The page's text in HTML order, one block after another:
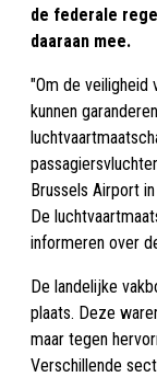
de federale
daaraan mee.
"Om de veiligheid
kunnen
Brussels Airport
De
informeren over
De landelijke
plaats. Deze
maar tegen
Verschillende